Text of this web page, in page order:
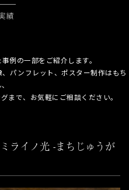
績
例の一部をご紹介します。
パンフレット、ポスター制作はもち
まで、お気軽にご相談ください。
ライノ光 -まちじゅうが